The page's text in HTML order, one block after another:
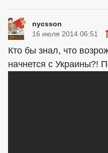
nycsson
16 июля 2014 06:51
Кто бы знал, что
начнется с Украины?!